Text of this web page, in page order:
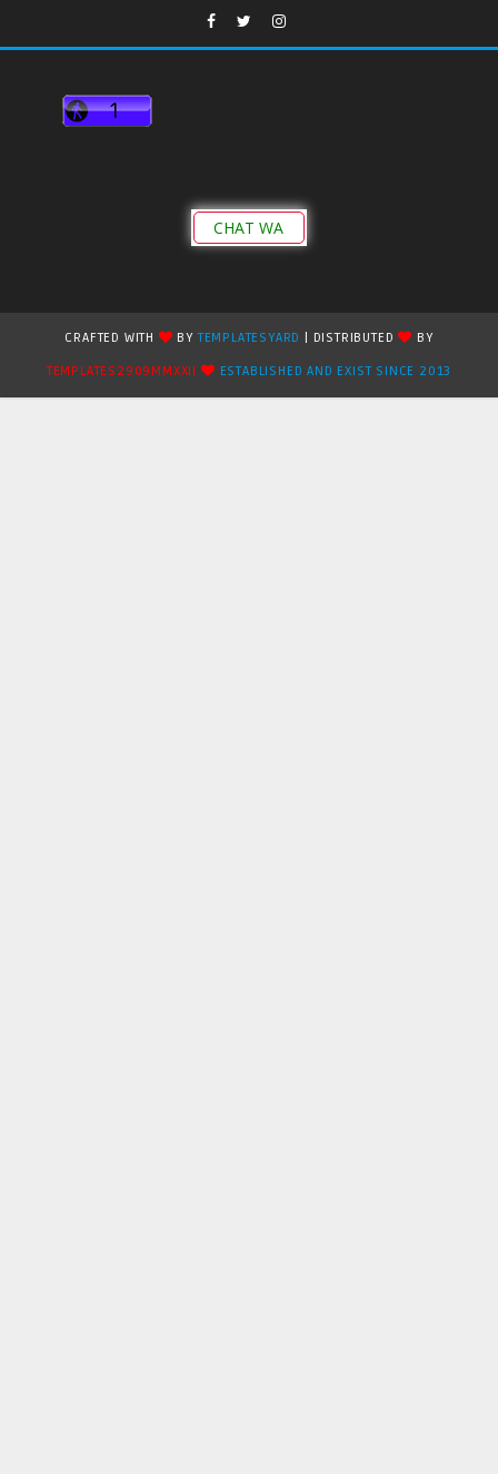
CHAT WA
CRAFTED WITH BYTEMPLATESYARD | DISTRIBUTED
BY
TEMPLATES2909MMXXII
ESTABLISHED AND EXIST SINCE 2013